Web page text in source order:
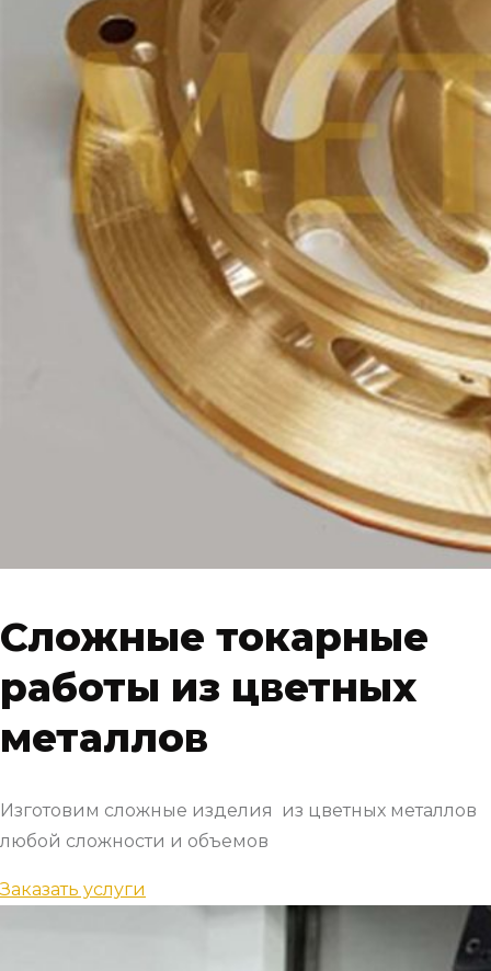
Сложные токарные
работы из цветных
металлов
Изготовим сложные изделия из цветных металлов
любой сложности и объемов
Заказать услуги